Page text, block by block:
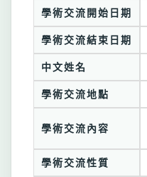
學術交流開始日期
學術交流結束日期
中文姓名
學術交流地點
學術交流內容
學術交流性質